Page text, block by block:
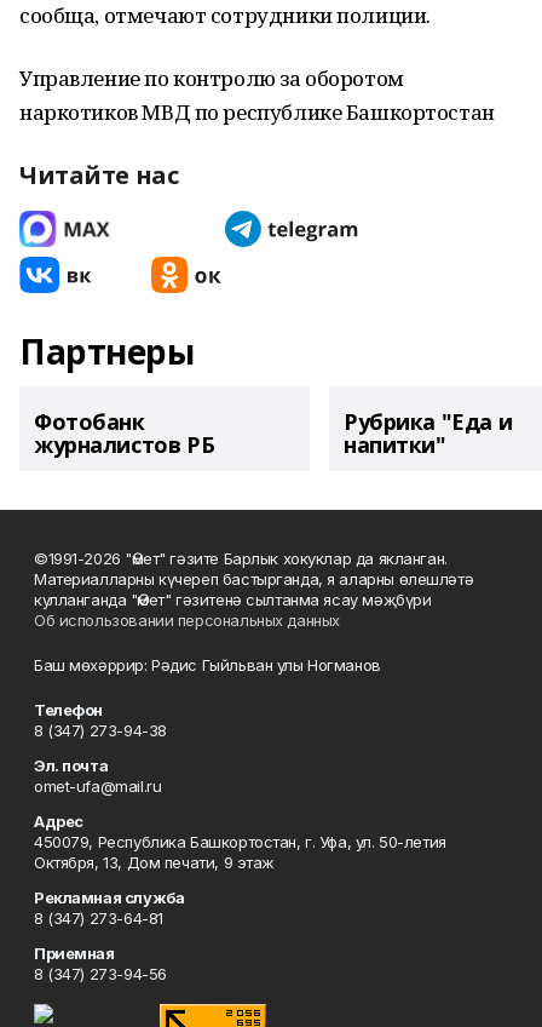
сообща, отмечают сотрудники полиции.
Управление по контролю за оборотом
наркотиков МВД по республике Башкортостан
Читайте нас
Партнеры
Фотобанк
журналистов РБ
Рубрика "Еда и
напитки"
©1991-2026 "Өмет" гәзите Барлык хокуклар да якланган.
Материалларны күчереп бастырганда, я аларны өлешләтә
кулланганда "Өмет" гәзитенә сылтанма ясау мәҗбүри
Об использовании персональных данных
Баш мөхәррир: Рәдис Гыйльван улы Ногманов
Телефон
8 (347) 273-94-38
Эл. почта
omet-ufa@mail.ru
Адрес
450079, Республика Башкортостан, г. Уфа, ул. 50-летия
Октября, 13, Дом печати, 9 этаж
Рекламная служба
8 (347) 273-64-81
Приемная
8 (347) 273-94-56